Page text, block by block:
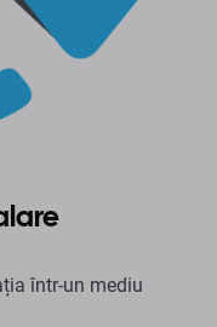
într-un mediu